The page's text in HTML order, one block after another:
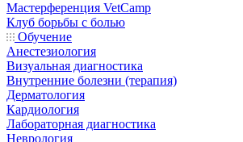
Мастерференция VetCamp
Клуб борьбы с болью
Обучение
Анестезиология
Визуальная диагностика
Внутренние болезни (терапия)
Дерматология
Кардиология
Лабораторная диагностика
Неврология